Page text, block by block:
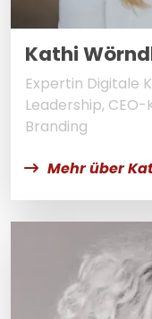
Kathi
Expertin Digitale
Leadership,
Branding
Mehr über